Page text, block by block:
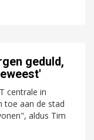
geduld,
centrale in
toe aan de stad
aldus Tim